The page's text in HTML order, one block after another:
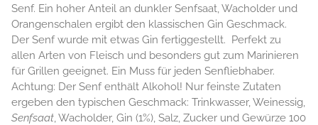
Senf. Ein hoher Anteil an dunkler Senfsaat, Wacholder und
Orangenschalen ergibt den klassischen Gin Geschmack.
Der Senf wurde mit etwas Gin fertiggestellt. Perfekt zu
allen Arten von Fleisch und besonders gut zum Marinieren
für Grillen geeignet. Ein Muss für jeden Senfliebhaber.
Achtung: Der Senf enthält Alkohol! Nur feinste Zutaten
ergeben den typischen Geschmack: Trinkwasser, Weinessig,
Senfsaat , Wacholder, Gin (1%), Salz, Zucker und Gewürze 100